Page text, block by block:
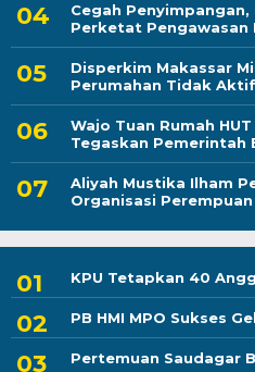
Cegah
Perketat Pengawasan
Disperkim Makassar
Perumahan Tidak
Wajo Tuan Rumah
Tegaskan Pemerintah
Aliyah Mustika Ilham
Organisasi
KPU Tetapkan 40
PB HMI MPO Sukses
Pertemuan Saudagar